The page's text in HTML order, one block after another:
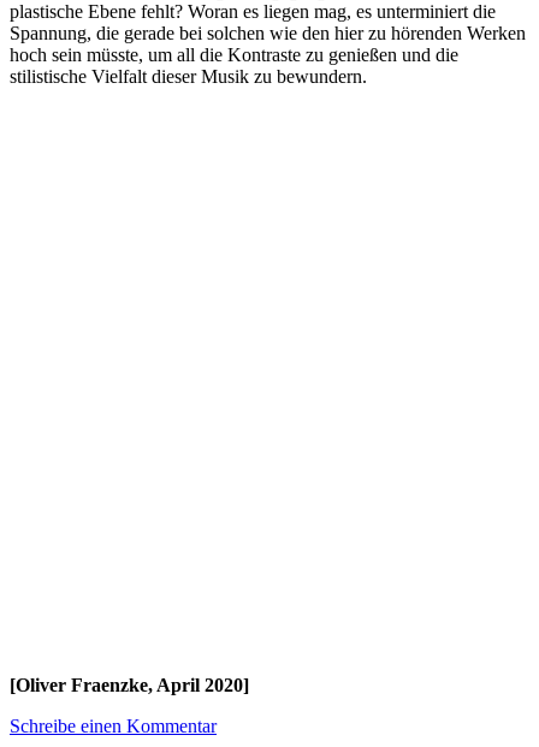
plastische Ebene fehlt? Woran es liegen mag, es unterminiert die
Spannung, die gerade bei solchen wie den hier zu hörenden Werken
hoch sein müsste, um all die Kontraste zu genießen und die
stilistische Vielfalt dieser Musik zu bewundern.
[Oliver Fraenzke, April 2020]
Schreibe einen Kommentar